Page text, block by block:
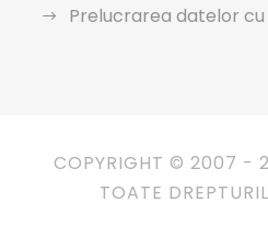
Prelucrarea datelor
COPYRIGHT © 2007 -
TOATE